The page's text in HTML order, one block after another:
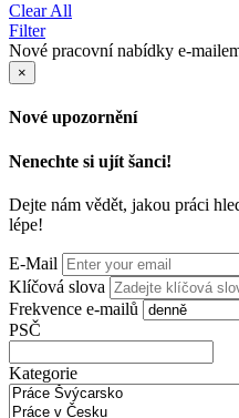
Clear All
Filter
Nové pracovní nabídky e-
×
Nové upozornění
Nenechte si ujít šanci!
Dejte nám vědět, jakou práci
lépe!
E-Mail
Klíčová slova
Frekvence e-mailů
PSČ
Kategorie